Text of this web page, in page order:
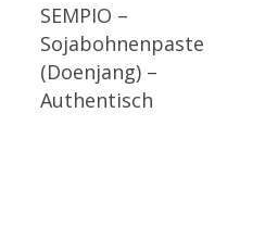
SEMPIO –
Sojabohnenpaste
(Doenjang) –
Authentisch